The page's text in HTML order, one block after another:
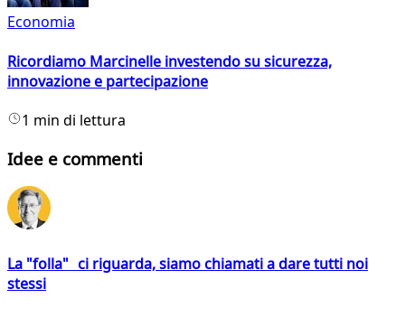
Economia
Ricordiamo Marcinelle investendo su sicurezza,
innovazione e partecipazione
1 min di lettura
Idee e commenti
La "folla" ci riguarda, siamo chiamati a dare tutti noi
stessi